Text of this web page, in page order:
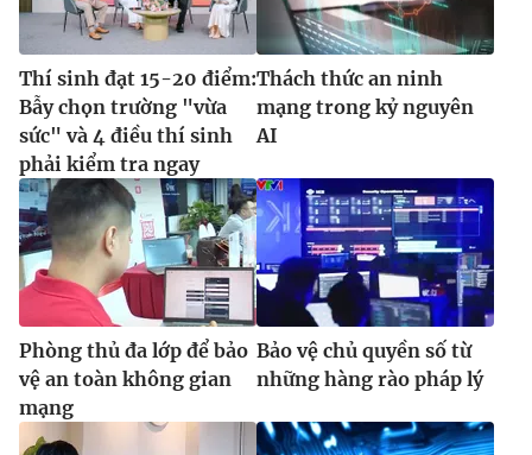
Thí sinh đạt 15-20 điểm:
Bẫy chọn trường "vừa
sức" và 4 điều thí sinh
phải kiểm tra ngay
Thách thức an ninh
mạng trong kỷ nguyên
AI
Phòng thủ đa lớp để bảo
vệ an toàn không gian
mạng
Bảo vệ chủ quyền số từ
những hàng rào pháp lý